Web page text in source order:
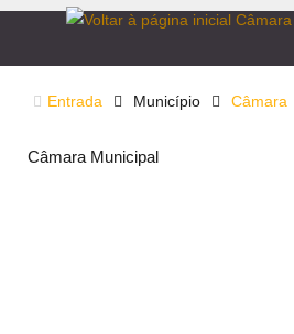
Entrada Município Câmara
Câmara Municipal